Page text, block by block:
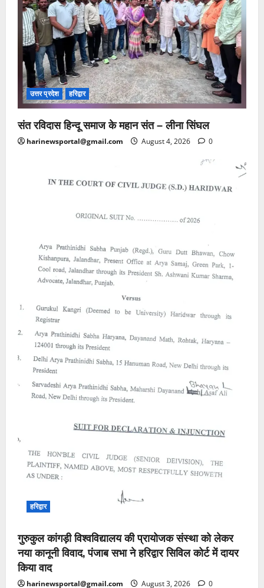
उत्तर प्रदेश हरिद्वार
संत रविदास हिन्दू समाज के महान संत – लीना सिंघल
harinewsportal@gmail.com August 4, 2026 0
हरिद्वार
गुरुकुल कांगड़ी विश्वविद्यालय की प्रायोजक संस्था को लेकर
नया कानूनी विवाद, पंजाब सभा ने हरिद्वार सिविल कोर्ट में दायर
किया वाद
harinewsportal@gmail.com August 3, 2026 0